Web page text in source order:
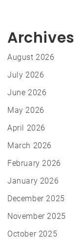
Archives
August 2026
July 2026
June 2026
May 2026
April 2026
March 2026
February 2026
January 2026
December 2025
November 2025
October 2025